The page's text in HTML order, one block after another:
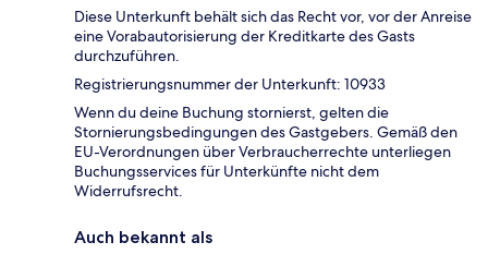
Diese Unterkunft behält sich das Recht vor, vor der Anreise
eine Vorabautorisierung der Kreditkarte des Gasts
durchzuführen.
Registrierungsnummer der Unterkunft: 10933
Wenn du deine Buchung stornierst, gelten die
Stornierungsbedingungen des Gastgebers. Gemäß den
EU-Verordnungen über Verbraucherrechte unterliegen
Buchungsservices für Unterkünfte nicht dem
Widerrufsrecht.
Auch bekannt als